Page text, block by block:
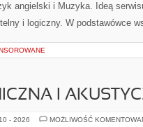
angielski i Muzyka. Ideą
i logiczny. W podstawówce
I
- 2026 MOŻLIWOŚĆ